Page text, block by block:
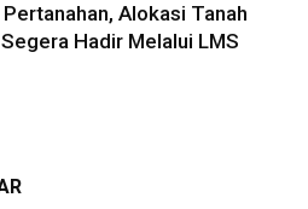
Pertanahan, Alokasi Tanah
Hadir Melalui LMS